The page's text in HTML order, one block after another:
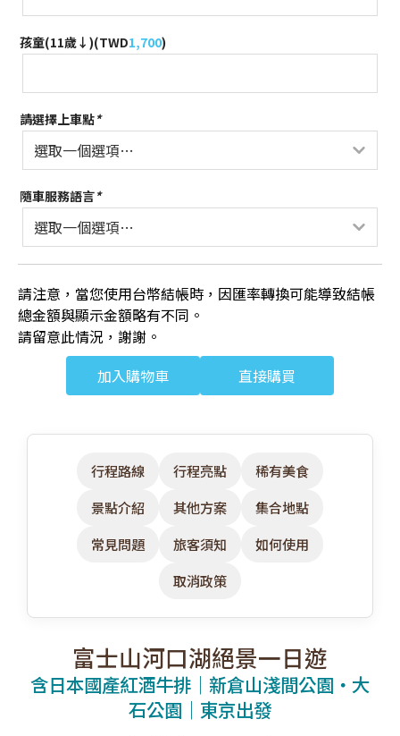
孩童(11歲↓)(TWD1,700)
請選擇上車點*
隨車服務語言*
請注意，當您使用台幣結帳時，因匯率轉換可能導致結帳
總金額與顯示金額略有不同。
請留意此情況，謝謝。
加入購物車
直接購買
行程路線 行程亮點
稀有美食
景點介紹
其他方案
集合地點
常見問題
旅客須知
如何使用
取消政策
富士山河口湖絕景一日遊
含日本國產紅酒牛排｜新倉山淺間公園・大
石公園｜東京出發